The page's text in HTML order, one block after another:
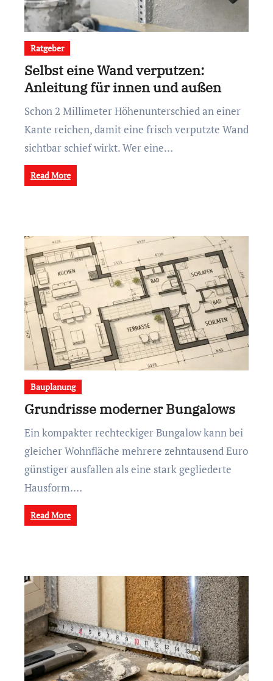
Ratgeber
Selbst eine Wand verputzen:
Anleitung für innen und außen
Schon 2 Millimeter Höhenunterschied an einer
Kante reichen, damit eine frisch verputzte Wand
sichtbar schief wirkt. Wer eine…
Read More
Bauplanung
Grundrisse moderner Bungalows
Ein kompakter rechteckiger Bungalow kann bei
gleicher Wohnfläche mehrere zehntausend Euro
günstiger ausfallen als eine stark gegliederte
Hausform.…
Read More